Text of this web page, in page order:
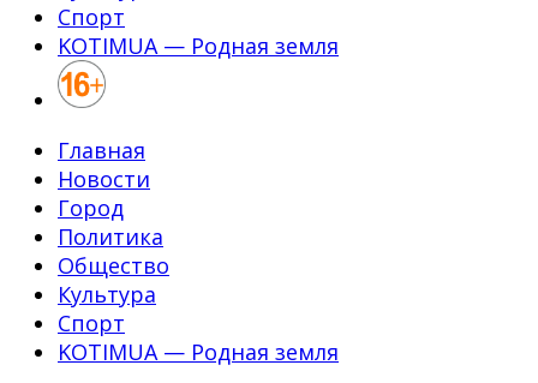
Спорт
KOTIMUA — Родная земля
Главная
Новости
Город
Политика
Общество
Культура
Спорт
KOTIMUA — Родная земля